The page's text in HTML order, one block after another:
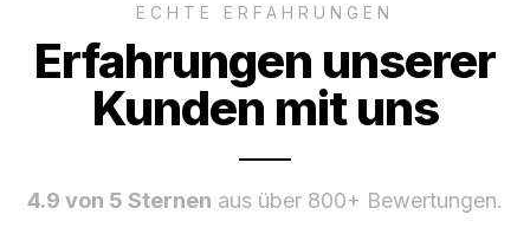
ECHTE ERFAHRUNGEN
Erfahrungen unserer
Kunden mit uns
4.9 von 5 Sternen aus über 800+ Bewertungen.